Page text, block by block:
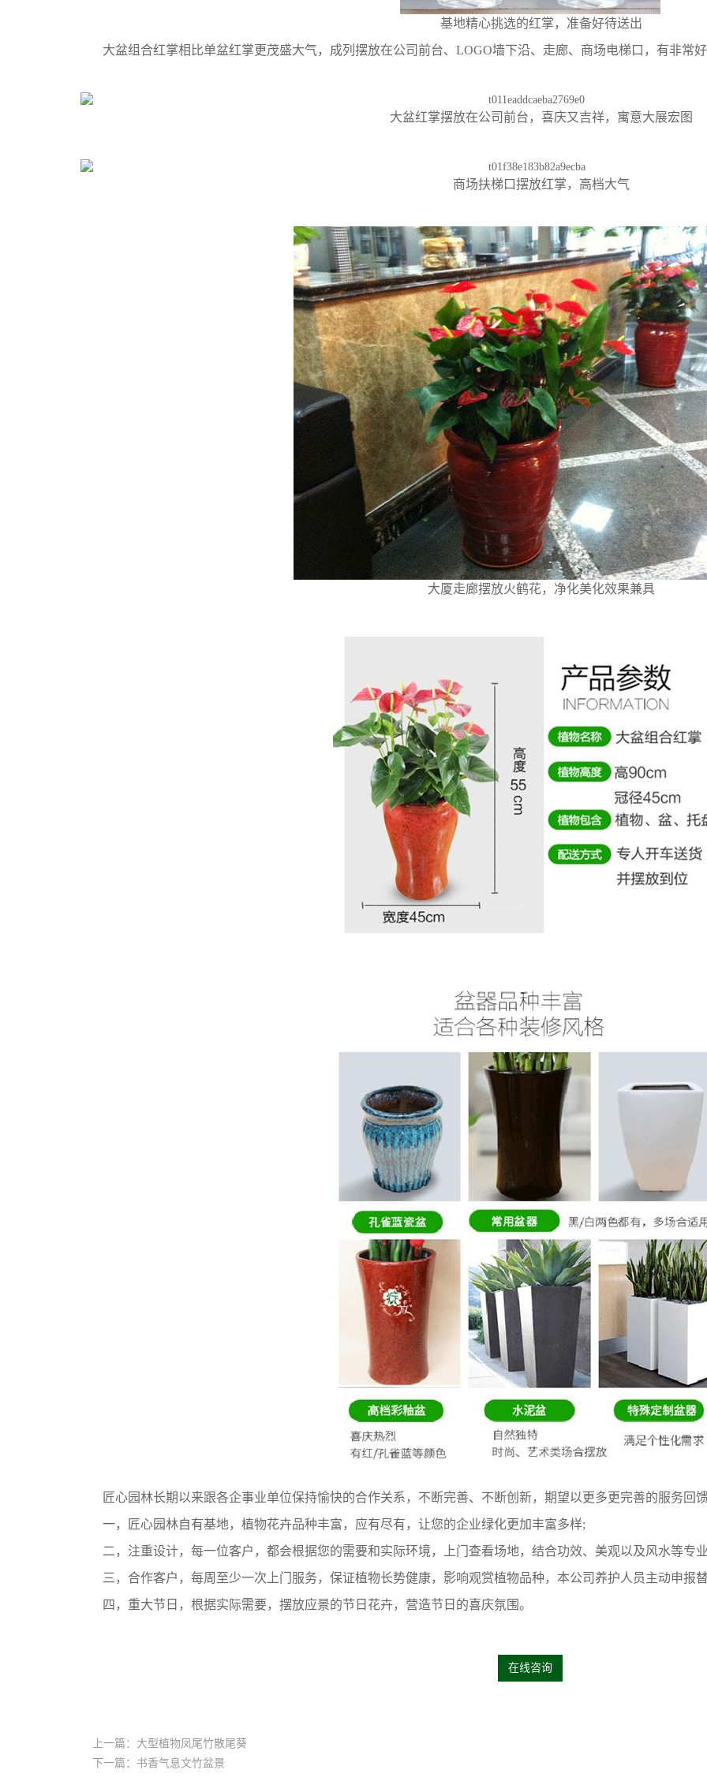
基地精心挑选的红掌，准备好待送出
大盆组合红掌相比单盆红掌更茂盛大气，成列摆放在公司前台、LOGO墙下沿、走廊、商场电梯口，有非常
大盆红掌摆放在公司前台，喜庆又吉祥，寓意大展宏图
商场扶梯口摆放红掌，高档大气
大厦走廊摆放火鹤花，净化美化效果兼具
匠心园林长期以来跟各企事业单位保持愉快的合作关系，不断完善、不断创新，期望以更多更完善的服务回
一，匠心园林自有基地，植物花卉品种丰富，应有尽有，让您的企业绿化更加丰富多样;
二，注重设计，每一位客户，都会根据您的需要和实际环境，上门查看场地，结合功效、美观以及风水等专
三，合作客户，每周至少一次上门服务，保证植物长势健康，影响观赏植物品种，本公司养护人员主动申报
四，重大节日，根据实际需要，摆放应景的节日花卉，营造节日的喜庆氛围。
在线咨询
上一篇：大型植物凤尾竹散尾葵
下一篇：书香气息文竹盆景